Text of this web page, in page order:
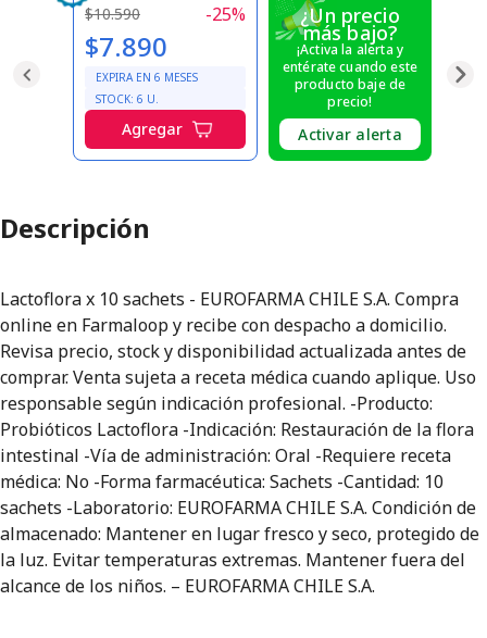
$10.590 -25%
$7.890
EXPIRA EN 6 MESES
STOCK: 6 U.
Agregar
¿Un precio
más bajo?
¡Activa la alerta y
entérate cuando este
producto baje de
precio!
Activar alerta
Descripción
Lactoflora x 10 sachets - EUROFARMA CHILE S.A. Compra
online en Farmaloop y recibe con despacho a domicilio.
Revisa precio, stock y disponibilidad actualizada antes de
comprar. Venta sujeta a receta médica cuando aplique. Uso
responsable según indicación profesional. -Producto:
Probióticos Lactoflora -Indicación: Restauración de la flora
intestinal -Vía de administración: Oral -Requiere receta
médica: No -Forma farmacéutica: Sachets -Cantidad: 10
sachets -Laboratorio: EUROFARMA CHILE S.A. Condición de
almacenado: Mantener en lugar fresco y seco, protegido de
la luz. Evitar temperaturas extremas. Mantener fuera del
alcance de los niños. – EUROFARMA CHILE S.A.